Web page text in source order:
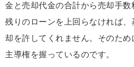
金と売却代金の合計から売却手数
残りのローンを上回らなければ
却を許してくれません。そのため
主導権を握っているのです。